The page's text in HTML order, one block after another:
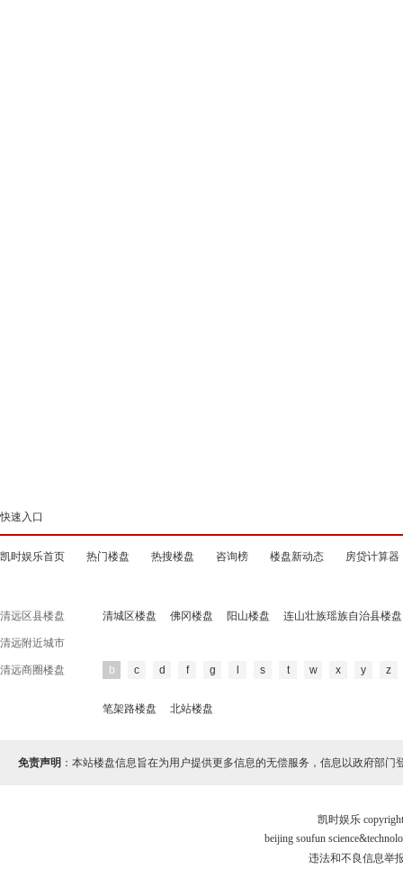
快速入口
凯时娱乐首页 热门楼盘 热搜楼盘 咨询榜 楼盘新动态 房贷计算器
清远区县楼盘 清城区楼盘 佛冈楼盘 阳山楼盘 连山壮族瑶族自治县楼盘
清远附近城市
清远商圈楼盘 b c d f g s t w x y z
笔架路楼盘 北站楼盘
免责声明 ：本站楼盘信息旨在为用户提供更多信息的无偿服务，信息以政府部门
凯时娱乐
beijing soufun
违法和不良信息举